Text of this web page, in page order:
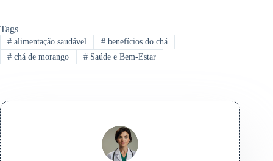
Tags
#alimentação saudável #benefícios do chá
#chá de morango #Saúde e Bem-Estar